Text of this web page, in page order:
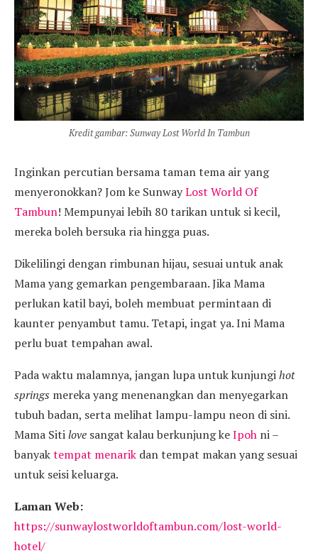
Kredit gambar: Sunway Lost World In Tambun
Inginkan percutian bersama taman tema air yang
menyeronokkan? Jom ke SunwayLost World Of
Tambun! Mempunyai lebih 80 tarikan untuk si kecil,
mereka boleh bersuka ria hingga puas.
Dikelilingi dengan rimbunan hijau, sesuai untuk anak
Mama yang gemarkan pengembaraan. Jika Mama
perlukan katil bayi, boleh membuat permintaan di
kaunter penyambut tamu. Tetapi, ingat ya. Ini Mama
perlu buat tempahan awal.
Pada waktu malamnya, jangan lupa untuk kunjungihot
springs mereka yang menenangkan dan menyegarkan
tubuh badan, serta melihat lampu-lampu neon di sini.
Mama Sitilove sangat kalau berkunjung keIpoh ni –
banyaktempat menarik dan tempat makan yang sesuai
untuk seisi keluarga.
Laman Web:
https://sunwaylostworldoftambun.com/lost-world-
hotel/